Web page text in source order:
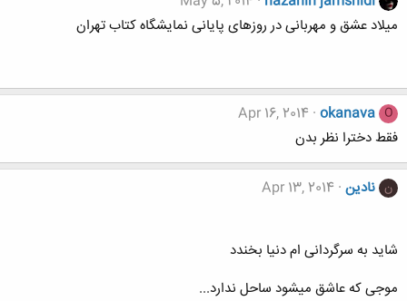
میلاد عشق و مهربانی در روزهای پایانی نمایشگاه کتاب تهران
O
okanava
Apr 16, 2014
فقط دخترا نظر بدن
ن نادین Apr 13, 2014
شاید به سرگردانی ام دنیا بخندد
موجی که عاشق میشود ساحل ندارد...